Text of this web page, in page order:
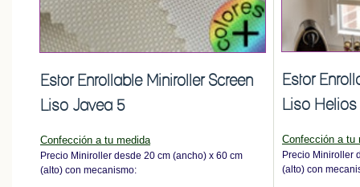
Estor Enrollable Miniroller Screen
Liso Javea 5
Confección a tu medida
Precio Miniroller desde 20 cm (ancho) x 60 cm
(alto) con mecanismo:
Estor
Liso Helios
Confección a tu
Precio Miniroller
(alto) con